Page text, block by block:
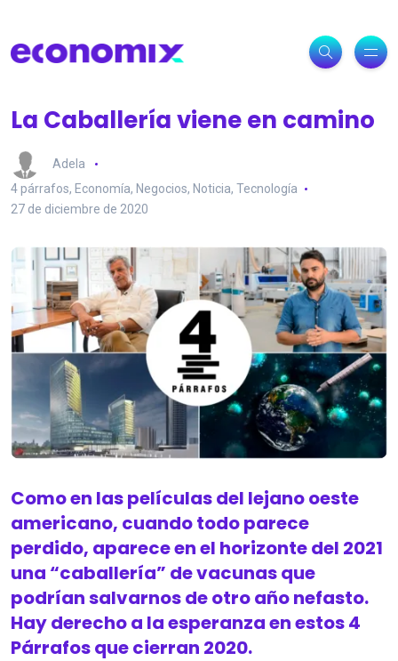
La Caballería viene en camino
Adela
4 párrafos, Economía, Negocios, Noticia, Tecnología
27 de diciembre de 2020
Como en las películas del lejano oeste
americano, cuando todo parece
perdido, aparece en el horizonte del 2021
una “caballería” de vacunas que
podrían salvarnos de otro año nefasto.
Hay derecho a la esperanza en estos 4
Párrafos que cierran 2020.